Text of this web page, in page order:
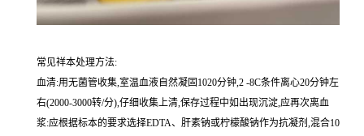
常见祥本处理方法:
血清:用无菌管收集,室温血液自然凝固1020分钟,2 -8C条件离心20分钟左
右(2000-3000转/分),仔细收集上清,保存过程中如出现沉淀,应再次离血
浆:应根据标本的要求选择EDTA、肝素钠或柠檬酸钠作为抗凝剂,混合10